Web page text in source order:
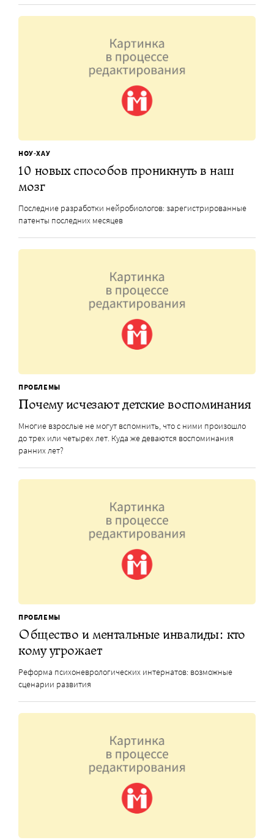
НОУ-ХАУ
10 новых способов проникнуть в наш
мозг
Последние разработки нейробиологов: зарегистрированные
патенты последних месяцев
ПРОБЛЕМЫ
Почему исчезают детские воспоминания
Многие взрослые не могут вспомнить, что с ними произошло
до трех или четырех лет. Куда же деваются воспоминания
ранних лет?
ПРОБЛЕМЫ
Общество и ментальные инвалиды: кто
кому угрожает
Реформа психоневрологических интернатов: возможные
сценарии развития